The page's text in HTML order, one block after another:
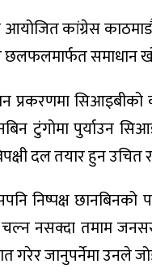
आयोजित कांग्रेस
समाधान
सिआइबीको
टुंगोमा पुर्याउन
दल तयार हुन उचित
निष्पक्ष
चल्न नसक्दा तमाम
गरेर जानुपर्नेमा उनले